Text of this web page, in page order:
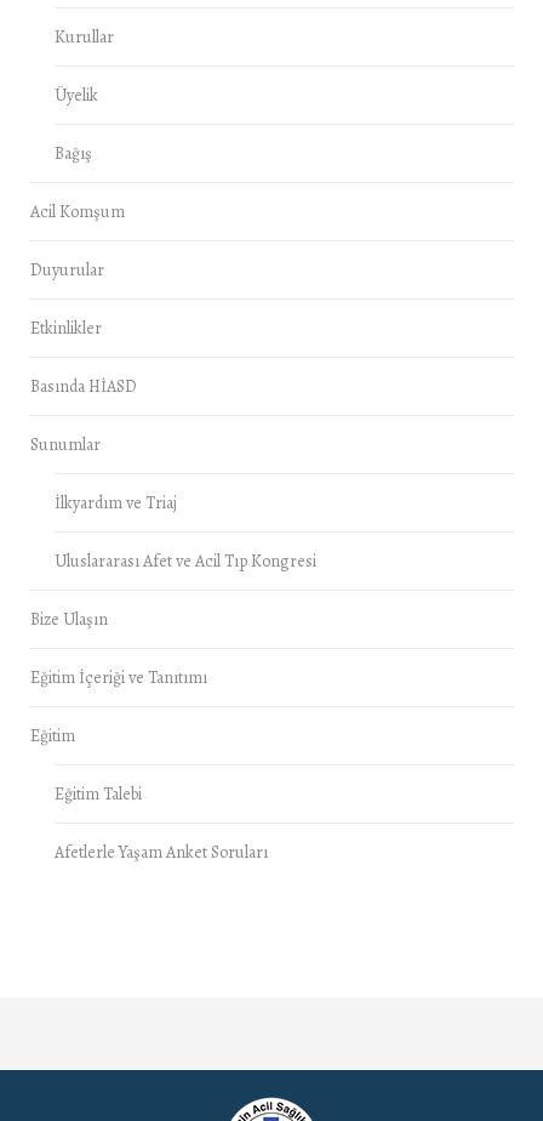
Kurullar
Üyelik
Bağış
Acil Komşum
Duyurular
Etkinlikler
Basında HİASD
Sunumlar
İlkyardım ve Triaj
Uluslararası Afet ve Acil Tıp Kongresi
Bize Ulaşın
Eğitim İçeriği ve Tanıtımı
Eğitim
Eğitim Talebi
Afetlerle Yaşam Anket Soruları